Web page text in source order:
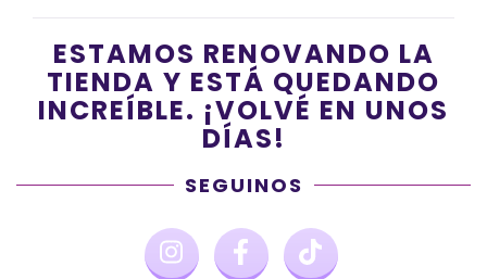
ESTAMOS RENOVANDO LA
TIENDA Y ESTÁ QUEDANDO
INCREÍBLE. ¡VOLVÉ EN UNOS
DÍAS!
SEGUINOS